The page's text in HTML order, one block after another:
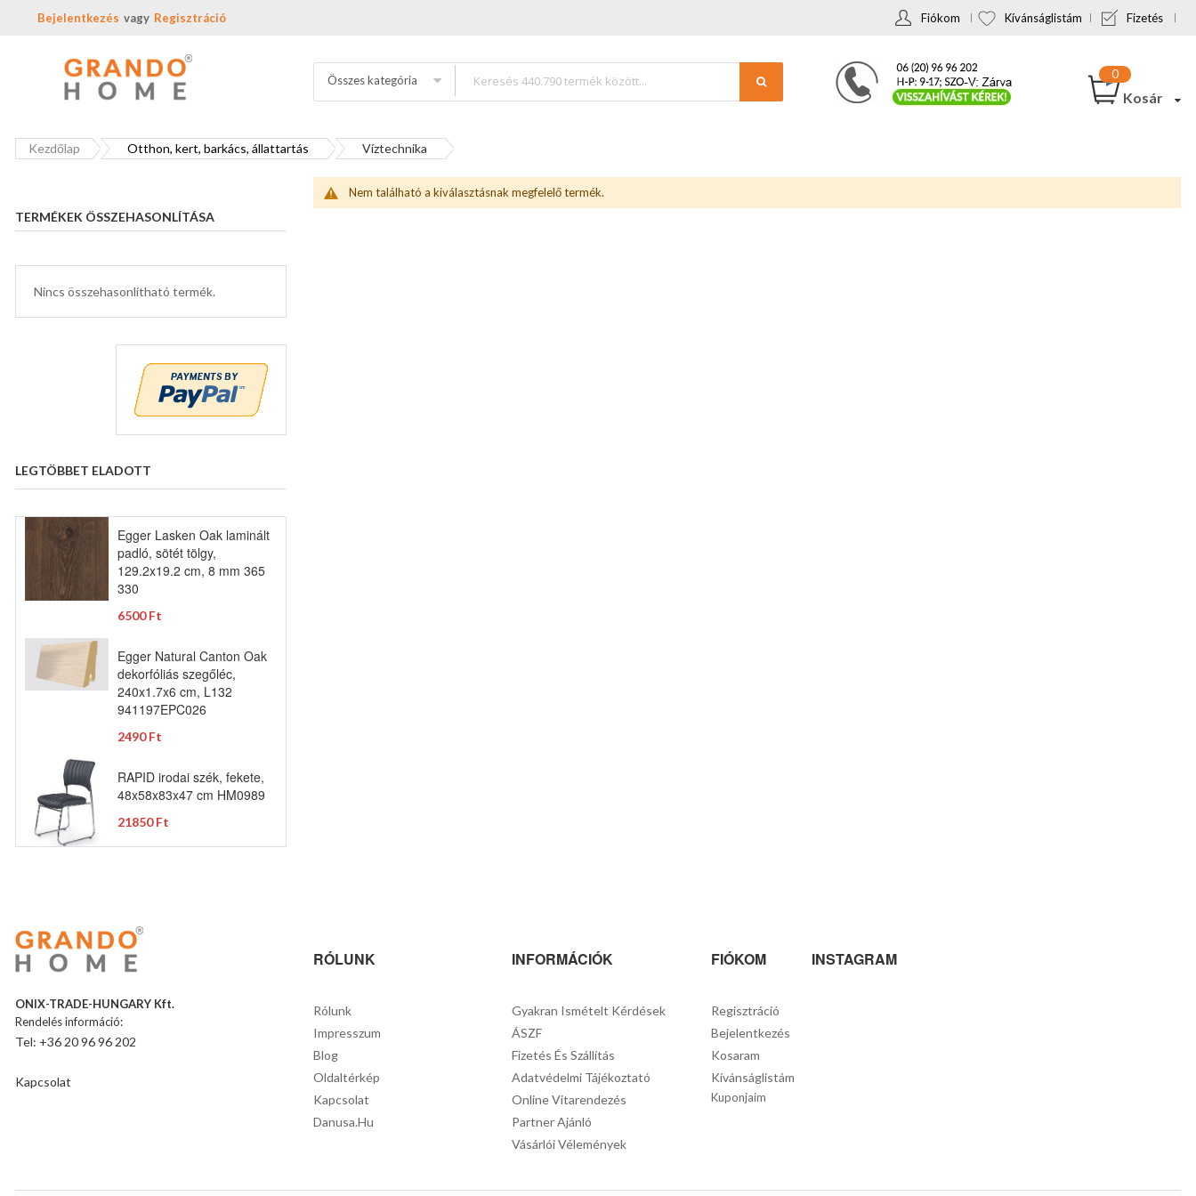
Bejelentkezés Regisztráció Fiókom Kívánságlistám Fizetés
Összes kategória
Kosár
Kezdőlap Otthon, kert, barkács, állattartás Víztechnika
Nem található a kiválasztásnak megfelelő termék.
TERMÉKEK ÖSSZEHASONLÍTÁSA
Nincs összehasonlítható termék.
LEGTÖBBET ELADOTT
Egger Lasken Oak laminált
padló, sötét tölgy,
129.2x19.2 cm, 8 mm 365
330
6500 Ft
Egger Natural Canton Oak
dekorfóliás szegőléc,
240x1.7x6 cm, L132
941197EPC026
2490 Ft
RAPID irodai szék, fekete,
48x58x83x47 cm HM0989
21850 Ft
ONIX-TRADE-HUNGARY Kft.
Rendelés információ:
Tel: +36 20 96 96 202
Kapcsolat
RÓLUNK
Rólunk
Impresszum
Blog
Oldaltérkép
Kapcsolat
Danusa.hu
INFORMÁCIÓK
Gyakran Ismételt Kérdések
ÁSZF
Fizetés És Szállítás
Adatvédelmi Tájékoztató
Online Vitarendezés
Partner Ajánló
Vásárlói Vélemények
FIÓKOM
Regisztráció
Bejelentkezés
Kosaram
Kívánságlistám
Kuponjaim
INSTAGRAM